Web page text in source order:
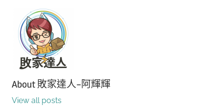
About敗家達人-阿輝輝
View all posts